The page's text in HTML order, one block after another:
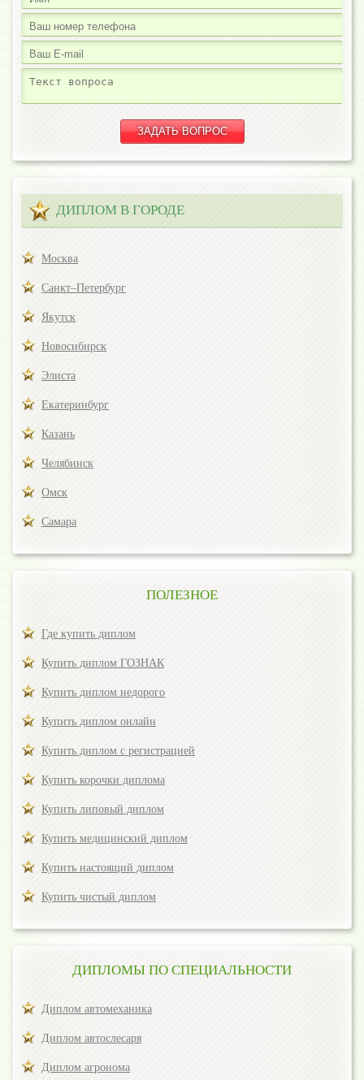
ДИПЛОМ В ГОРОДЕ
Москва
Санкт–Петербург
Якутск
Новосибирск
Элиста
Екатеринбург
Казань
Челябинск
Омск
Самара
ПОЛЕЗНОЕ
Где купить диплом
Купить диплом ГОЗНАК
Купить диплом недорого
Купить диплом онлайн
Купить диплом с регистрацией
Купить корочки диплома
Купить липовый диплом
Купить медицинский диплом
Купить настоящий диплом
Купить чистый диплом
ДИПЛОМЫ ПО СПЕЦИАЛЬНОСТИ
Диплом автомеханика
Диплом автослесаря
Диплом агронома